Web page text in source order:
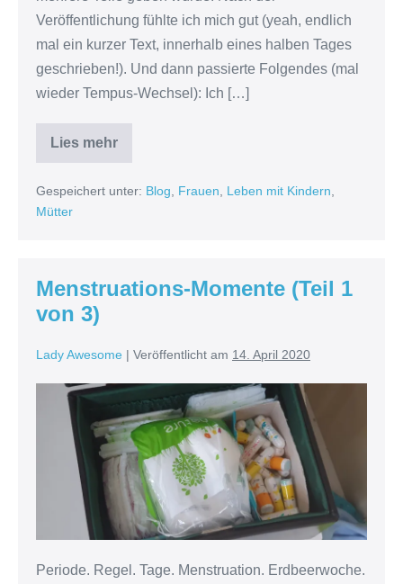
Veröffentlichung fühlte ich mich gut (yeah, endlich
mal ein kurzer Text, innerhalb eines halben Tages
geschrieben!). Und dann passierte Folgendes (mal
wieder Tempus-Wechsel): Ich […]
Lies mehrMenstruations-
2
Gespeichert unter: Blog Frauen Leben mit Kindern
Mütter
Menstruations-Momente (Teil 1
von 3)
Lady Awesome | Veröffentlicht am 14. April 2020
Menstruations-
Momente
Periode. Regel. Tage. Menstruation. Erdbeerwoche.